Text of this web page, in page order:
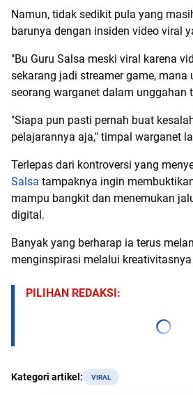
Namun, tidak sedikit pula yang
barunya dengan insiden video viral
"Bu Guru Salsa meski viral karena
sekarang jadi streamer game, mana
seorang warganet dalam unggahan
"Siapa pun pasti pernah buat
pelajarannya aja," timpal warganet
Terlepas dari kontroversi yang
Salsa tampaknya ingin
mampu bangkit dan menemukan
digital.
Banyak yang berharap ia terus
menginspirasi melalui
PILIHAN REDAKSI:
Kategori artikel: VIRAL